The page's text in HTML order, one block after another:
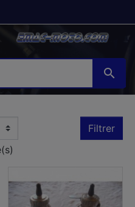

Filtrer